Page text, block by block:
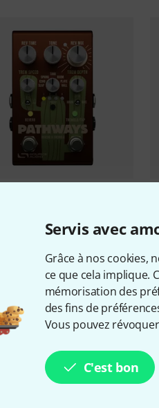
Servis avec
Grâce à nos cookies,
ce que cela implique.
mémorisation des
des fins de
Vous pouvez
C'est bon
11